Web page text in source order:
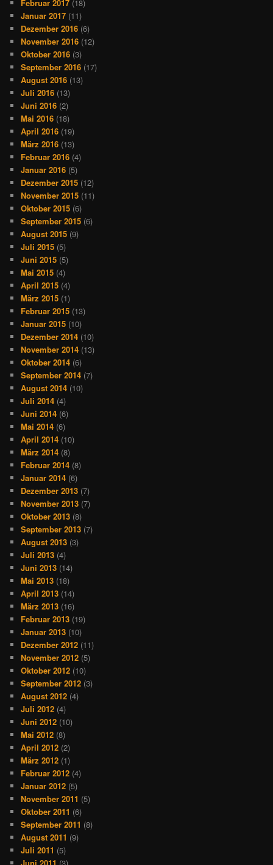
Februar 2017 (18)
Januar 2017 (11)
Dezember 2016 (6)
November 2016 (12)
Oktober 2016 (3)
September 2016 (17)
August 2016 (13)
Juli 2016 (13)
Juni 2016 (2)
Mai 2016 (18)
April 2016 (19)
März 2016 (13)
Februar 2016 (4)
Januar 2016 (5)
Dezember 2015 (12)
November 2015 (11)
Oktober 2015 (6)
September 2015 (6)
August 2015 (9)
Juli 2015 (5)
Juni 2015 (5)
Mai 2015 (4)
April 2015 (4)
März 2015 (1)
Februar 2015 (13)
Januar 2015 (10)
Dezember 2014 (10)
November 2014 (13)
Oktober 2014 (6)
September 2014 (7)
August 2014 (10)
Juli 2014 (4)
Juni 2014 (6)
Mai 2014 (6)
April 2014 (10)
März 2014 (8)
Februar 2014 (8)
Januar 2014 (6)
Dezember 2013 (7)
November 2013 (7)
Oktober 2013 (8)
September 2013 (7)
August 2013 (3)
Juli 2013 (4)
Juni 2013 (14)
Mai 2013 (18)
April 2013 (14)
März 2013 (16)
Februar 2013 (19)
Januar 2013 (10)
Dezember 2012 (11)
November 2012 (5)
Oktober 2012 (10)
September 2012 (3)
August 2012 (4)
Juli 2012 (4)
Juni 2012 (10)
Mai 2012 (8)
April 2012 (2)
März 2012 (1)
Februar 2012 (4)
Januar 2012 (5)
November 2011 (5)
Oktober 2011 (6)
September 2011 (8)
August 2011 (9)
Juli 2011 (5)